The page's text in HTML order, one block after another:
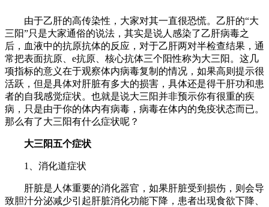
由于乙肝的高传染性，大家对其一直很恐慌。乙肝的“大
三阳”只是大家通俗的说法，其实是说人感染了乙肝病毒之
后，血液中的抗原抗体的反应，对于乙肝两对半检查结果，通
常把表面抗原、e抗原、核心抗体三个阳性称为大三阳。这几
项指标的意义在于观察体内病毒复制的情况，如果高则提示很
活跃，但是具体对肝脏有多大的损害，具体还是得干肝功和患
者的自我感觉症状。也就是说大三阳并非预示你有很重的疾
病，只是由于你的体内有病毒，病毒在体内的免疫状态而已。
那么有了大三阳有什么症状呢？
大三阳五个症状
1、消化道症状
肝脏是人体重要的消化器官，如果肝脏受到损伤，则会导
致胆汁分泌减少引起肝脏消化功能下降，患者出现食欲下降、